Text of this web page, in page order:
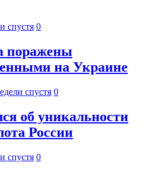
спустя 0
поражены
на Украине
спустя 0
об уникальности
России
спустя 0